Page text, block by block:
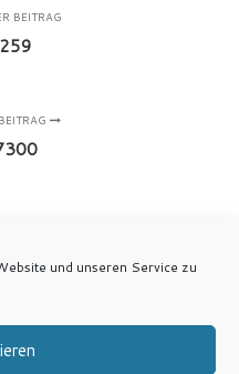
und unseren Service zu
BEITRAG